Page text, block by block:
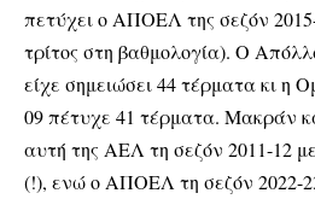
πετύχει ο ΑΠΟΕΛ της σεζόν
τρίτος στη βαθμολογία). Ο
είχε σημειώσει 44 τέρματα κι η
09 πέτυχε 41 τέρματα. Μακράν
αυτή της ΑΕΛ τη σεζόν 2011-12
(!), ενώ ο ΑΠΟΕΛ τη σεζόν 2022-